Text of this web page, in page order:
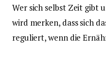
Wer sich selbst Zeit gibt
wird merken, dass sich
reguliert, wenn die